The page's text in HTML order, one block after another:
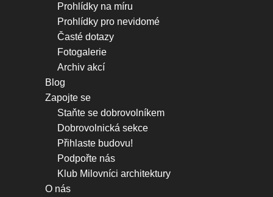
Prohlídky na míru
Prohlídky pro nevidomé
Časté dotazy
Fotogalerie
Archiv akcí
Blog
Zapojte se
Staňte se dobrovolníkem
Dobrovolnická sekce
Přihlaste budovu!
Podpořte nás
Klub Milovníci architektury
O nás